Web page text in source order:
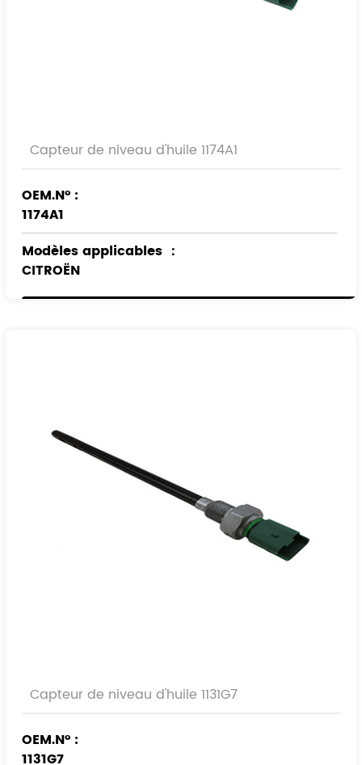
Capteur de niveau d'huile 1174A1
OEM.N° :
1174A1
Modèles applicables ：
CITROËN
Capteur de niveau d'huile 1131G7
OEM.N° :
1131G7